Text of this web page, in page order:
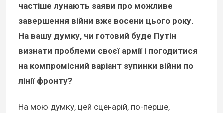
частіше лунають заяви про можливе
завершення війни вже восени цього року.
На вашу думку, чи готовий буде Путін
визнати проблеми своєї армії і погодитися
на компромісний варіант зупинки війни по
лінії фронту?
На мою думку, цей сценарій, по-перше,